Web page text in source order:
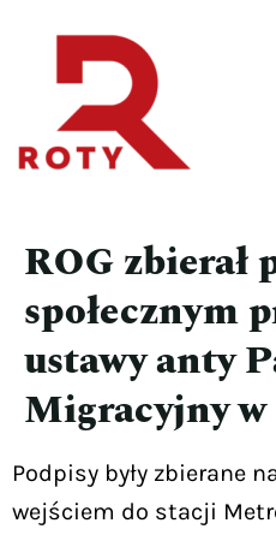
ROG zbierał
społecznym
ustawy anty
Migracyjny
Podpisy były zbierane
wejściem do stacji